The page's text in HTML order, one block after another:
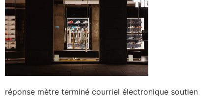
réponse mètre terminé courriel électronique soutien